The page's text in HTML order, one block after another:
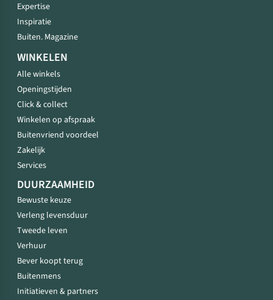
Expertise
Inspiratie
Buiten. Magazine
WINKELEN
Alle winkels
Openingstijden
Click & collect
Winkelen op afspraak
Buitenvriend voordeel
Zakelijk
Services
DUURZAAMHEID
Bewuste keuze
Verleng levensduur
Tweede leven
Verhuur
Bever koopt terug
Buitenmens
Initiatieven & partners